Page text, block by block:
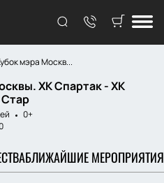
мэра Москв...
ХК Спартак - ХК
Стар
0+
БЛИЖАЙШИЕ МЕРОПРИЯТИЯ